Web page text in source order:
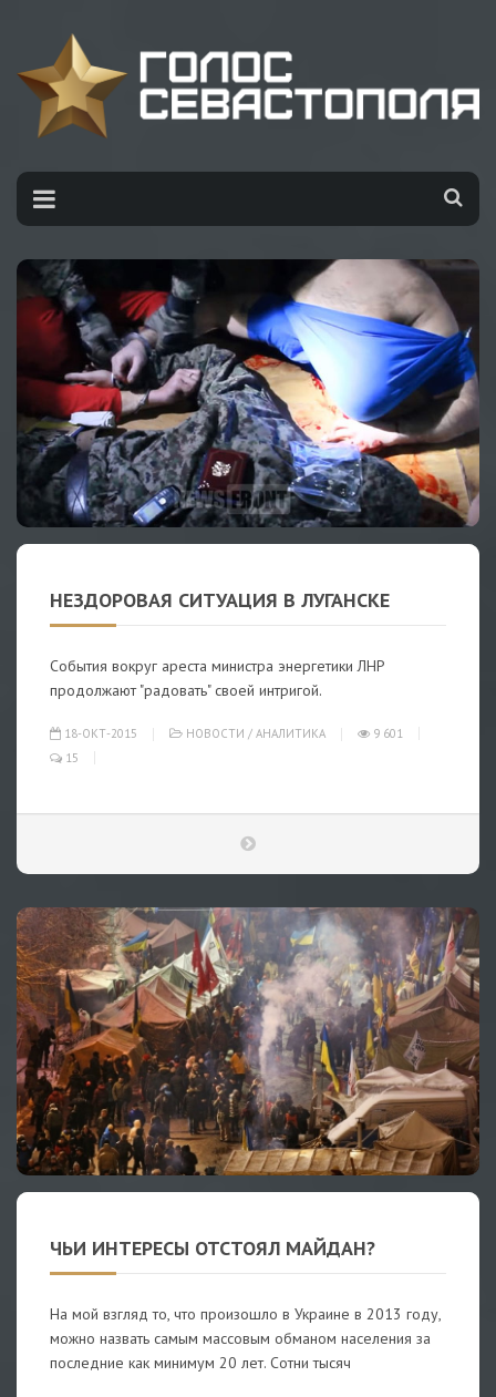
НЕЗДОРОВАЯ СИТУАЦИЯ В ЛУГАНСКЕ
События вокруг ареста министра энергетики ЛНР
продолжают "радовать" своей интригой.
18-ОКТ-2015 НОВОСТИ / АНАЛИТИКА
9 601
15
ЧЬИ ИНТЕРЕСЫ ОТСТОЯЛ МАЙДАН?
На мой взгляд то, что произошло в Украине в 2013 году,
можно назвать самым массовым обманом населения за
последние как минимум 20 лет. Сотни тысяч